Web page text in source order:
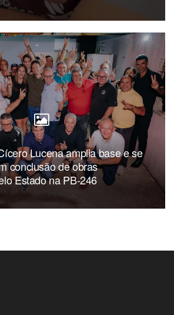
Lucena amplia base e se
conclusão de obras
Estado na PB-246